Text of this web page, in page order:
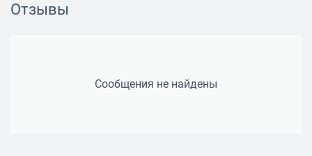
Год создания модели
Отзывы
Сообщения не найдены